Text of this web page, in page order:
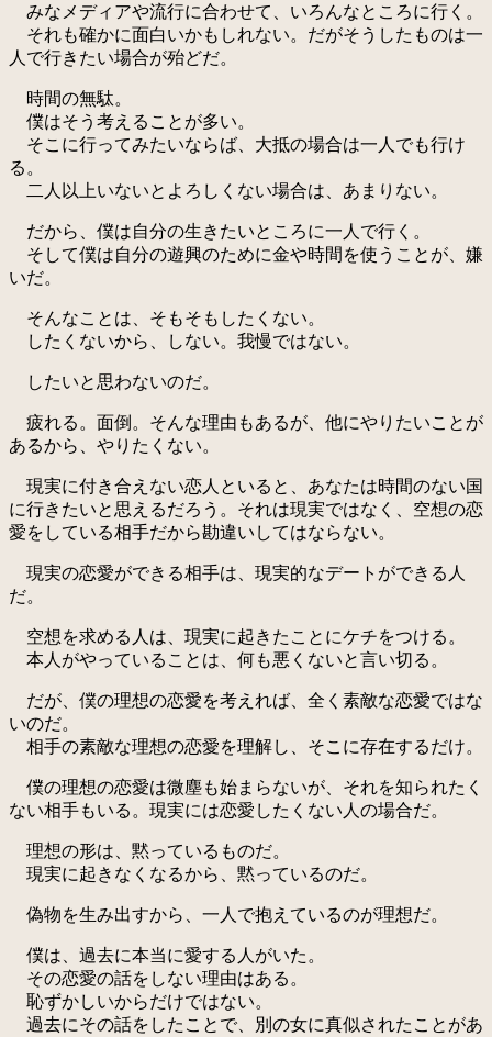
みなメディアや流行に合わせて、いろんなところに行く。
それも確かに面白いかもしれない。だがそうしたものは一
人で行きたい場合が殆どだ。
時間の無駄。
僕はそう考えることが多い。
そこに行ってみたいならば、大抵の場合は一人でも行け
る。
二人以上いないとよろしくない場合は、あまりない。
だから、僕は自分の生きたいところに一人で行く。
そして僕は自分の遊興のために金や時間を使うことが、嫌
いだ。
そんなことは、そもそもしたくない。
したくないから、しない。我慢ではない。
したいと思わないのだ。
疲れる。面倒。そんな理由もあるが、他にやりたいことが
あるから、やりたくない。
現実に付き合えない恋人といると、あなたは時間のない国
に行きたいと思えるだろう。それは現実ではなく、空想の恋
愛をしている相手だから勘違いしてはならない。
現実の恋愛ができる相手は、現実的なデートができる人
だ。
空想を求める人は、現実に起きたことにケチをつける。
本人がやっていることは、何も悪くないと言い切る。
だが、僕の理想の恋愛を考えれば、全く素敵な恋愛ではな
いのだ。
相手の素敵な理想の恋愛を理解し、そこに存在するだけ。
僕の理想の恋愛は微塵も始まらないが、それを知られたく
ない相手もいる。現実には恋愛したくない人の場合だ。
理想の形は、黙っているものだ。
現実に起きなくなるから、黙っているのだ。
偽物を生み出すから、一人で抱えているのが理想だ。
僕は、過去に本当に愛する人がいた。
その恋愛の話をしない理由はある。
恥ずかしいからだけではない。
過去にその話をしたことで、別の女に真似されたことがあ